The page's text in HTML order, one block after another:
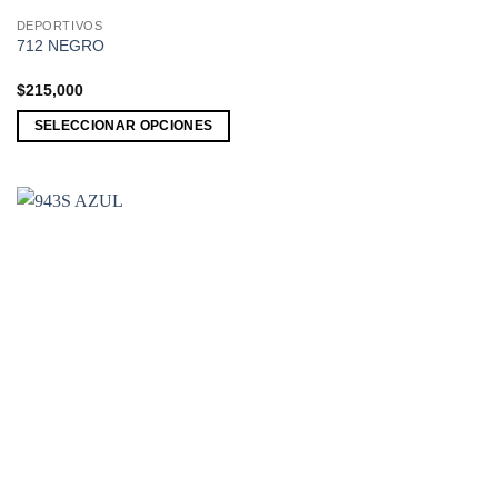
DEPORTIVOS
712 NEGRO
$215,000
SELECCIONAR OPCIONES
Este
producto
tiene
variantes.
se